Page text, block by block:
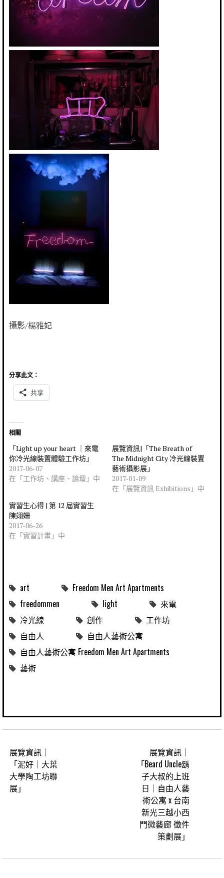
攝影/楊雅妃
分享此文：
共享
相關
「Light up your heart ｜來電
你冷光線裝置體驗工作坊」
2017-06-07
在「工作坊、講座、論壇」中
展覽資訊|「The Breath of
The Midnight City 冷光線裝置
藝術攝影展」
2017-01-09
在「展覽資訊 Exhibitions」中
實習生心得 | 第 12 屆實習生
陳翊姍
2017-06-26
在「實習計畫」中
art
Freedom Men Art Apartments
freedommen
light
來電
冷光線
創作
工作坊
自由人
自由人藝術公寓
自由人藝術公寓 Freedom Men Art Apartments
藝術
展覽資訊｜
「泥好｜大葉
大學陶工坊聯
展」
展覽資訊｜
「Beard Uncle鬍
子大叔的上班
日｜自由人藝
術公寓 x 台南
新光三越小西
門微藝廊 徵件
策劃展」